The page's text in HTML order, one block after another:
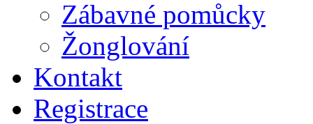
Zábavné pomůcky
Žonglování
Kontakt
Registrace